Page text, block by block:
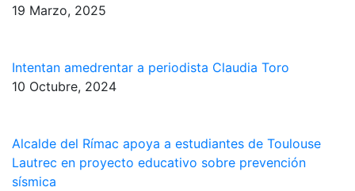
19 Marzo, 2025
Intentan amedrentar a periodista Claudia Toro
10 Octubre, 2024
Alcalde del Rímac apoya a estudiantes de Toulouse
Lautrec en proyecto educativo sobre prevención
sísmica